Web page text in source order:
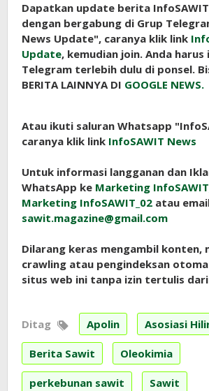
Dapatkan update berita
dengan bergabung di Grup
News Update", caranya klik link
Update, kemudian join. Anda
Telegram terlebih dulu di ponsel.
BERITA LAINNYA DI GOOGLE NEWS.
Atau ikuti saluran Whatsapp
caranya klik link InfoSAWIT News
Untuk informasi langganan dan
WhatsApp ke Marketing
Marketing InfoSAWIT_02 atau
sawit.magazine@gmail.com
Dilarang keras mengambil konten,
crawling atau pengindeksan
situs web ini tanpa izin tertulis dari
Ditag Apolin Asosiasi
Berita Sawit Oleokimia
perkebunan sawit Sawit